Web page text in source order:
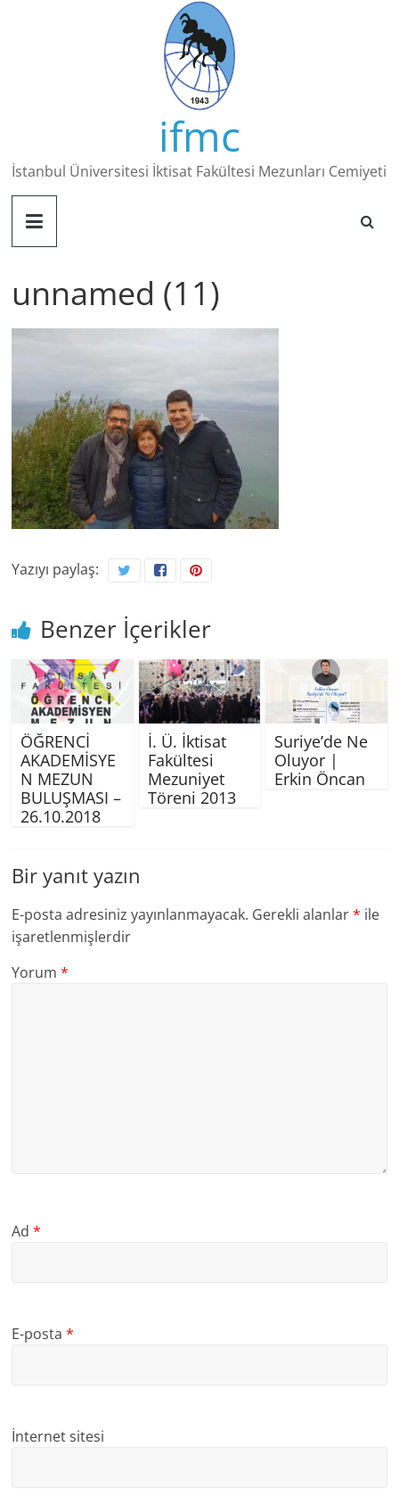
ifmc
İstanbul Üniversitesi İktisat Fakültesi Mezunları Cemiyeti
unnamed (11)
Yazıyı paylaş:
Benzer İçerikler
ÖĞRENCİ
AKADEMİSYE
N MEZUN
BULUŞMASI –
26.10.2018
İ. Ü. İktisat
Fakültesi
Mezuniyet
Töreni 2013
Suriye’de Ne
Oluyor |
Erkin Öncan
Bir yanıt yazın
E-posta adresiniz yayınlanmayacak. Gerekli alanlar* ile
işaretlenmişlerdir
Yorum*
Ad*
E-posta*
İnternet sitesi